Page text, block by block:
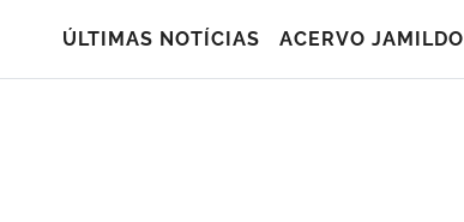
ÚLTIMAS NOTÍCIAS ACERVO JAMILDO